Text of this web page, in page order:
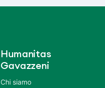
Humanitas
Gavazzeni
Chi siamo